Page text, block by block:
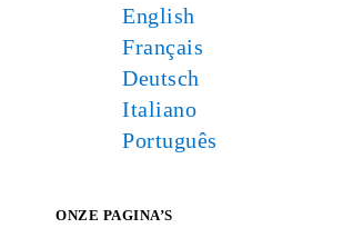
English
Français
Deutsch
Italiano
Português
ONZE PAGINA’S